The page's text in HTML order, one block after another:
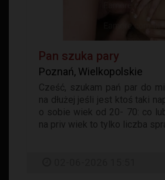
Pan szuka pary
Poznań, Wielkopolskie
Cześć, szukam pań par do
na dłużej jeśli jest ktoś taki
o sobie wiek od 20- 70: co
na priv wiek to tylko liczba